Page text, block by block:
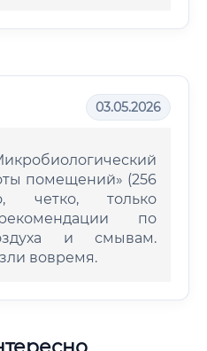
03.05.2026
помещений» (256
четко, только
по
и смывам.
вовремя.